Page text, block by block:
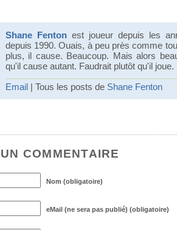
Shane Fenton est joueur depuis les
depuis 1990. Ouais, à peu près comme
plus, il cause. Beaucoup. Mais alors
qu'il cause autant. Faudrait plutôt qu'il joue.
Email | Tous les posts de Shane Fenton
COMMENTAIRE
Nom (obligatoire)
eMail (ne sera pas publié) (obligatoire)